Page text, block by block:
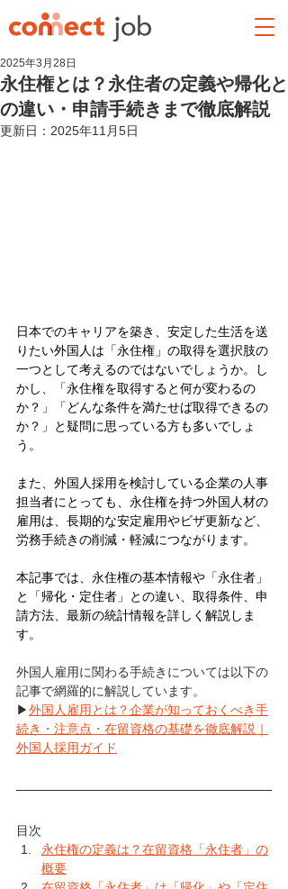
永住権とは？永住者の定義や帰化と
の違い・申請手続きまで徹底解説
2025年3月28日
更新日： 2025年11月5日
日本でのキャリアを築き、安定した生活を送
りたい外国人は「永住権」の取得を選択肢の
一つとして考えるのではないでしょうか。し
かし、「永住権を取得すると何が変わるの
か？」「どんな条件を満たせば取得できるの
か？」と疑問に思っている方も多いでしょ
う。
また、外国人採用を検討している企業の人事
担当者にとっても、永住権を持つ外国人材の
雇用は、長期的な安定雇用やビザ更新など、
労務手続きの削減・軽減につながります。
本記事では、永住権の基本情報や「永住者」
と「帰化・定住者」との違い、取得条件、申
請方法、最新の統計情報を詳しく解説しま
す。
外国人雇用に関わる手続きについては以下の
記事で網羅的に解説しています。
▶外国人雇用とは？企業が知っておくべき手
続き・注意点・在留資格の基礎を徹底解説｜
外国人採用ガイド
目次
永住権の定義は？在留資格「永住者」の
概要